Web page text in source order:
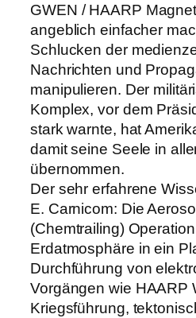
GWEN / HAARP
angeblich einfacher
Schlucken der
Nachrichten und
manipulieren. Der
Komplex, vor dem
stark warnte, hat
damit seine Seele in
übernommen.
Der sehr erfahrene
E. Carnicom: Die
(Chemtrailing)
Erdatmosphäre in ein
Durchführung von
Vorgängen wie HAARP
Kriegsführung,